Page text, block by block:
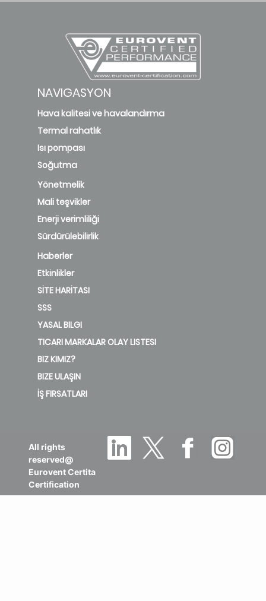
NAVIGASYON
Hava kalitesi ve havalandırma
Termal rahatlık
Isı pompası
Soğutma
Yönetmelik
Mali teşvikler
Enerji verimliliği
Sürdürülebilirlik
Haberler
Etkinlikler
SİTE HARİTASI
SSS
YASAL BILGI
TICARI MARKALAR OLAY LISTESI
BIZ KIMIZ?
BIZE ULAŞIN
İŞ FIRSATLARI
All rights
reserved@
Eurovent Certita
Certification